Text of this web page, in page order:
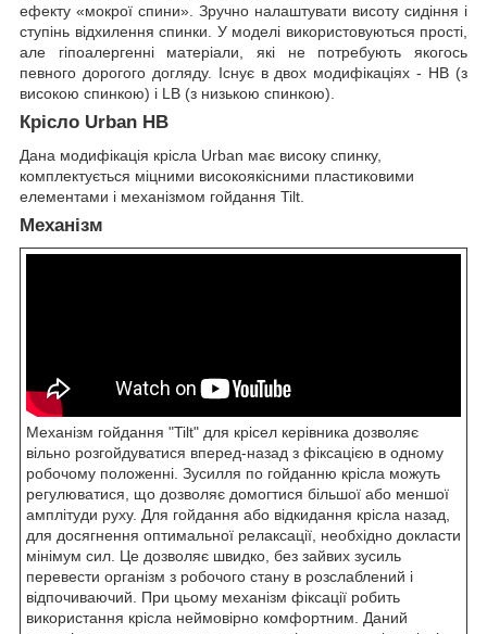
ефекту «мокрої спини». Зручно налаштувати висоту сидіння і
ступінь відхилення спинки. У моделі використовуються прості,
але гіпоалергенні матеріали, які не потребують якогось
певного дорогого догляду. Існує в двох модифікаціях - HB (з
високою спинкою) і LB (з низькою спинкою).
Крісло Urban HB
Дана модифікація крісла Urban має високу спинку,
комплектується міцними високоякісними пластиковими
елементами і механізмом гойдання Tilt.
Механізм
Механізм гойдання "Tilt" для крісел керівника дозволяє
вільно розгойдуватися вперед-назад з фіксацією в одному
робочому положенні. Зусилля по гойданню крісла можуть
регулюватися, що дозволяє домогтися більшої або меншої
амплітуди руху. Для гойдання або відкидання крісла назад,
для досягнення оптимальної релаксації, необхідно докласти
мінімум сил. Це дозволяє швидко, без зайвих зусиль
перевести організм з робочого стану в розслаблений і
відпочиваючий. При цьому механізм фіксації робить
використання крісла неймовірно комфортним. Даний